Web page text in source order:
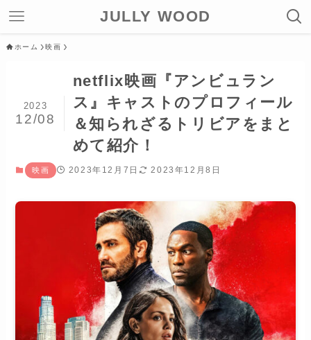
JULLY WOOD
ホーム 映画
netflix映画『アンビュラン
ス』キャストのプロフィール
＆知られざるトリビアをまと
めて紹介！
2023
12/08
映画 2023年12月7日 2023年12月8日